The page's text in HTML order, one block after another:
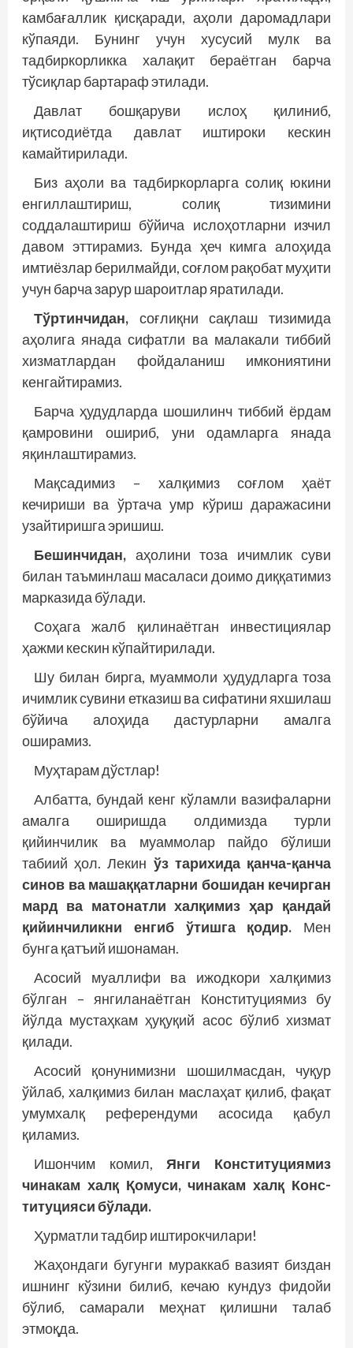
камбағаллик қисқаради, аҳоли даромадлари
кўпаяди. Бунинг учун хусусий мулк ва
тадбиркорликка халақит бераётган барча
тўсиқлар бартараф этилади.
Давлат бошқаруви ислоҳ қилиниб,
иқтисодиётда давлат иштироки кескин
камайтирилади.
Биз аҳоли ва тадбиркорларга солиқ юкини
енгиллаштириш, солиқ тизимини
соддалаштириш бўйича ислоҳотларни изчил
давом эттирамиз. Бунда ҳеч кимга алоҳида
имтиёзлар берилмайди, соғлом рақобат муҳити
учун барча зарур шароитлар яратилади.
Тўртинчидан, соғлиқни сақлаш тизимида
аҳолига янада сифатли ва малакали тиббий
хизматлардан фойдаланиш имкониятини
кенгайтирамиз.
Барча ҳудудларда шошилинч тиббий ёрдам
қамровини ошириб, уни одамларга янада
яқинлаштирамиз.
Мақсадимиз – халқимиз соғлом ҳаёт
кечириши ва ўртача умр кўриш даражасини
узайтиришга эришиш.
Бешинчидан, аҳолини тоза ичимлик суви
билан таъминлаш масаласи доимо диққатимиз
марказида бўлади.
Соҳага жалб қилинаётган инвестициялар
ҳажми кескин кўпайтирилади.
Шу билан бирга, муаммоли ҳудудларга тоза
ичимлик сувини етказиш ва сифатини яхшилаш
бўйича алоҳида дастурларни амалга
оширамиз.
Муҳтарам дўстлар!
Албатта, бундай кенг кўламли вазифаларни
амалга оширишда олдимизда турли
қийинчилик ва муаммолар пайдо бўлиши
табиий ҳол. Лекин ўз тарихида қанча-қанча
синов ва машаққатларни бошидан кечирган
мард ва матонатли халқимиз ҳар қандай
қийинчиликни енгиб ўтишга қодир. Мен
бунга қатъий ишонаман.
Асосий муаллифи ва ижодкори халқимиз
бўлган – янгиланаётган Конституциямиз бу
йўлда мустаҳкам ҳуқуқий асос бўлиб хизмат
қилади.
Асосий қонунимизни шошилмасдан, чуқур
ўйлаб, халқимиз билан маслаҳат қилиб, фақат
умумхалқ референдуми асосида қабул
қиламиз.
Ишончим комил, Янги Конституциямиз
чинакам халқ Қомуси, чинакам халқ Конс­
титуцияси бўлади.
Ҳурматли тадбир иштирокчилари!
Жаҳондаги бугунги мураккаб вазият биздан
ишнинг кўзини билиб, кечаю кундуз фидойи
бўлиб, самарали меҳнат қилишни талаб
этмоқда.